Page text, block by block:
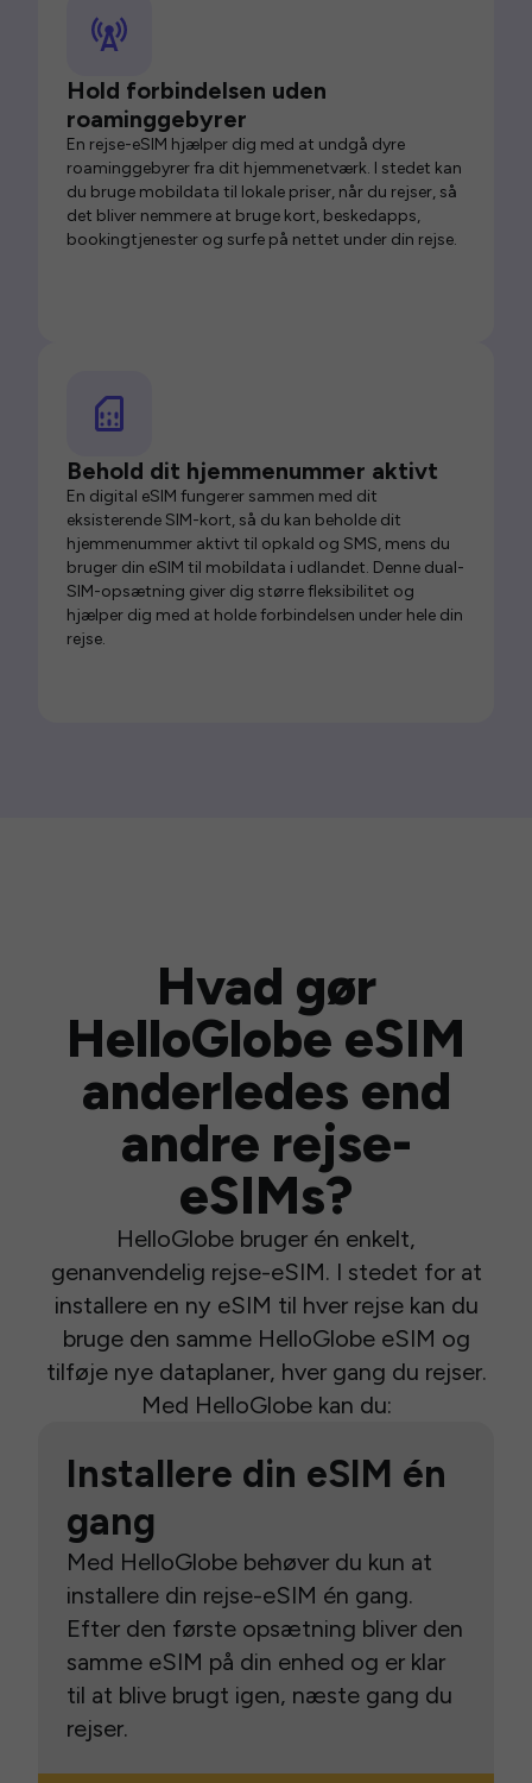
Hold forbindelsen uden
roaminggebyrer
En rejse-eSIM hjælper dig med at undgå dyre
roaminggebyrer fra dit hjemmenetværk. I stedet kan
du bruge mobildata til lokale priser, når du rejser, så
det bliver nemmere at bruge kort, beskedapps,
bookingtjenester og surfe på nettet under din rejse.
Behold dit hjemmenummer aktivt
En digital eSIM fungerer sammen med dit
eksisterende SIM-kort, så du kan beholde dit
hjemmenummer aktivt til opkald og SMS, mens du
bruger din eSIM til mobildata i udlandet. Denne dual-
SIM-opsætning giver dig større fleksibilitet og
hjælper dig med at holde forbindelsen under hele din
rejse.
Hvad gør
HelloGlobe eSIM
anderledes end
andre rejse-
eSIMs?
HelloGlobe bruger én enkelt,
genanvendelig rejse-eSIM. I stedet for at
installere en ny eSIM til hver rejse kan du
bruge den samme HelloGlobe eSIM og
tilføje nye dataplaner, hver gang du rejser.
Med HelloGlobe kan du:
Installere din eSIM én
gang
Med HelloGlobe behøver du kun at
installere din rejse-eSIM én gang.
Efter den første opsætning bliver den
samme eSIM på din enhed og er klar
til at blive brugt igen, næste gang du
rejser.